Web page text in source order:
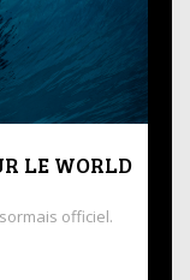
LE WORLD
officiel.